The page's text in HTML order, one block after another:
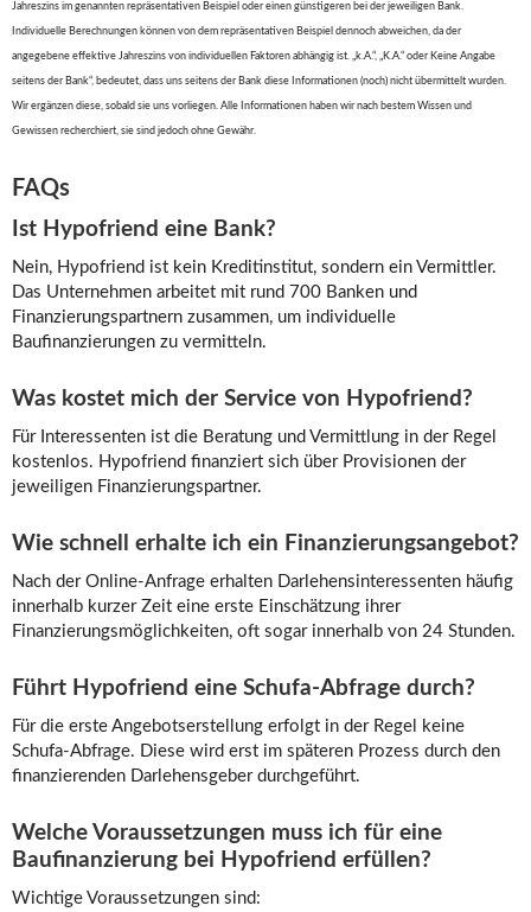
Jahreszins im genannten repräsentativen Beispiel oder einen günstigeren bei der jeweiligen Bank.
Individuelle Berechnungen können von dem repräsentativen Beispiel dennoch abweichen, da der
angegebene effektive Jahreszins von individuellen Faktoren abhängig ist. „k.A.“, „K.A.“ oder Keine Angabe
seitens der Bank“, bedeutet, dass uns seitens der Bank diese Informationen (noch) nicht übermittelt wurden.
Wir ergänzen diese, sobald sie uns vorliegen. Alle Informationen haben wir nach bestem Wissen und
Gewissen recherchiert, sie sind jedoch ohne Gewähr.
FAQs
Ist Hypofriend eine Bank?
Nein, Hypofriend ist kein Kreditinstitut, sondern ein Vermittler.
Das Unternehmen arbeitet mit rund 700 Banken und
Finanzierungspartnern zusammen, um individuelle
Baufinanzierungen zu vermitteln.
Was kostet mich der Service von Hypofriend?
Für Interessenten ist die Beratung und Vermittlung in der Regel
kostenlos. Hypofriend finanziert sich über Provisionen der
jeweiligen Finanzierungspartner.
Wie schnell erhalte ich ein Finanzierungsangebot?
Nach der Online-Anfrage erhalten Darlehensinteressenten häufig
innerhalb kurzer Zeit eine erste Einschätzung ihrer
Finanzierungsmöglichkeiten, oft sogar innerhalb von 24 Stunden.
Führt Hypofriend eine Schufa-Abfrage durch?
Für die erste Angebotserstellung erfolgt in der Regel keine
Schufa-Abfrage. Diese wird erst im späteren Prozess durch den
finanzierenden Darlehensgeber durchgeführt.
Welche Voraussetzungen muss ich für eine
Baufinanzierung bei Hypofriend erfüllen?
Wichtige Voraussetzungen sind: